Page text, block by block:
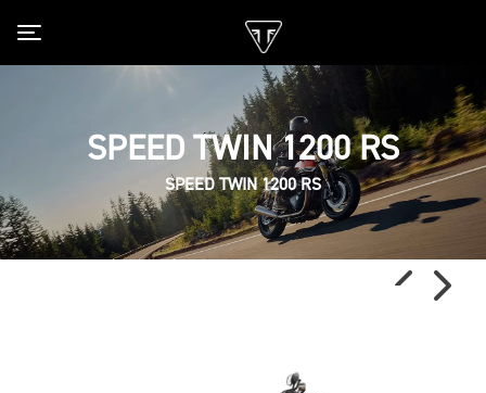
SPEED TWIN 1200 RS
SPEED TWIN 1200 RS